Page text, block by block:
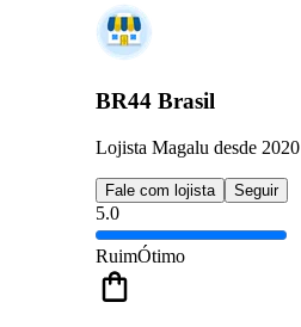
BR44 Brasil
Lojista Magalu desde 2020
Fale com lojista Seguir
5.0
RuimÓtimo